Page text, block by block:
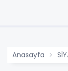
Anasayfa